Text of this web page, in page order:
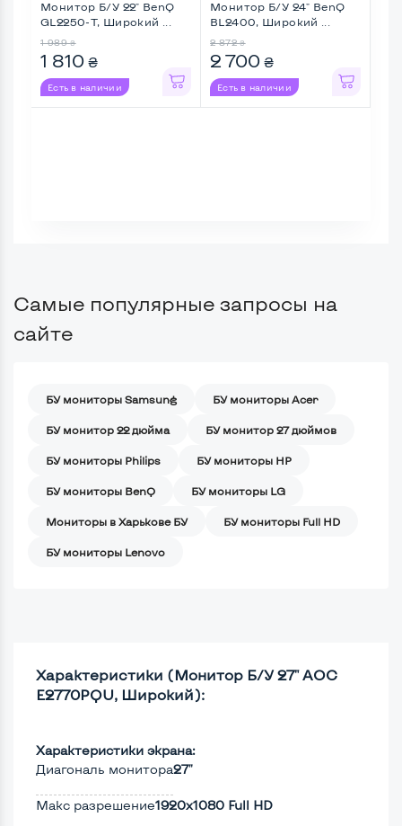
Монитор Б/У 22" BenQ
GL2250-T, Широкий ...
1 989 ₴
1 810 ₴
Есть в наличии
Монитор Б/У 24" BenQ
BL2400, Широкий ...
2 872 ₴
2 700 ₴
Есть в наличии
Самые популярные запросы на
сайте
БУ мониторы Samsung БУ мониторы Acer
БУ монитор 22 дюйма БУ монитор 27 дюймов
БУ мониторы Philips БУ мониторы HP
БУ мониторы BenQ БУ мониторы LG
Мониторы в Харькове БУ БУ мониторы Full HD
БУ мониторы Lenovo
Характеристики (Монитор Б/У 27" AOC
E2770PQU, Широкий):
Характеристики экрана:
Диагональ монитора27"
Макс разрешение1920x1080 Full HD